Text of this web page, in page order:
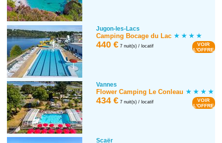
Jugon-les-Lacs
Camping Bocage du Lac
440 € 7 nuit(s) / locatif
VOIR
L'OFFRE
Vannes
Flower Camping Le Conleau
434 € 7 nuit(s) / locatif
VOIR
L'OFFRE
Scaër